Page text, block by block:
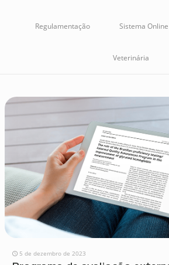
Regulamentação Sistema Online
Veterinária
5 de dezembro de 2023